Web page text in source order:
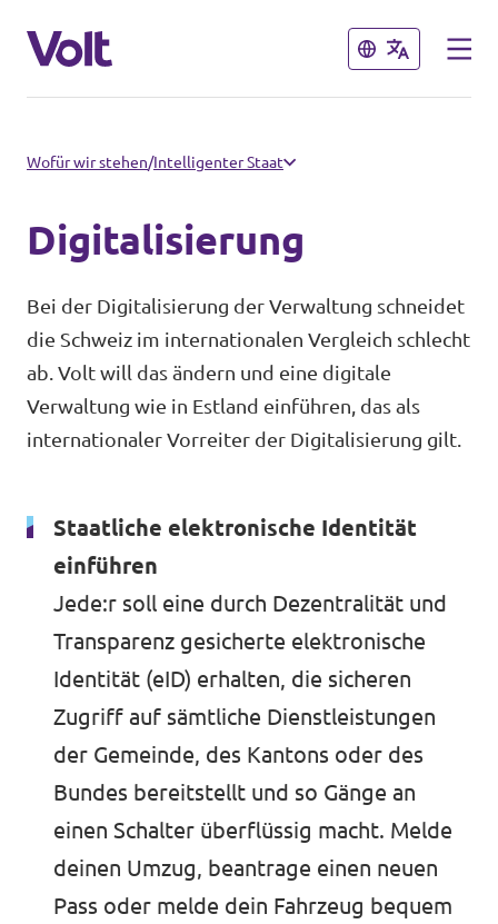
Schließen
Sprache auswählen
Volt Teams in der Schweiz
Volt vor Ort
Volt Frankreich
Volt Italien
Volt Portugal
Schließen
Programm
Über Volt
Unsere Events
Wahlen 2026
Familienzeit-Initiative
Medienspiegel
Spenden
FAQ
Wofür wir stehen/Intelligenter Staat
Digitalisierung
Bei der Digitalisierung der Verwaltung schneidet
die Schweiz im internationalen Vergleich schlecht
ab. Volt will das ändern und eine digitale
Verwaltung wie in Estland einführen, das als
internationaler Vorreiter der Digitalisierung gilt.
Staatliche elektronische Identität
einführen
Jede:r soll eine durch Dezentralität und
Transparenz gesicherte elektronische
Identität (eID) erhalten, die sicheren
Zugriff auf sämtliche Dienstleistungen
der Gemeinde, des Kantons oder des
Bundes bereitstellt und so Gänge an
einen Schalter überflüssig macht. Melde
deinen Umzug, beantrage einen neuen
Pass oder melde dein Fahrzeug bequem